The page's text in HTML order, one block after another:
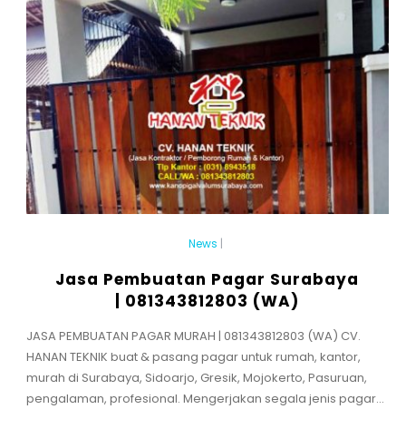
News |
Jasa Pembuatan Pagar Surabaya
| 081343812803 (WA)
JASA PEMBUATAN PAGAR MURAH | 081343812803 (WA) CV.
HANAN TEKNIK buat & pasang pagar untuk rumah, kantor,
murah di Surabaya, Sidoarjo, Gresik, Mojokerto, Pasuruan,
pengalaman, profesional. Mengerjakan segala jenis pagar...